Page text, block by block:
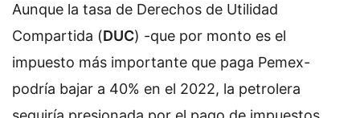
Aunque la tasa de Derechos de Utilidad
Compartida (DUC) -que por monto es el
impuesto más importante que paga Pemex-
podría bajar a 40% en el 2022, la petrolera